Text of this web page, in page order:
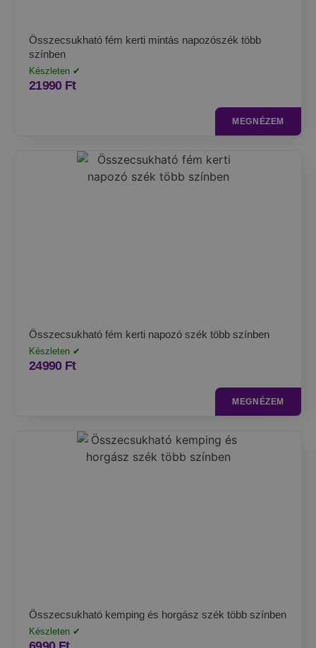
Összecsukható fém kerti mintás napozószék több
színben
Készleten ✔
21990 Ft
MEGNÉZEM
Összecsukható fém kerti napozó szék több színben
Készleten ✔
24990 Ft
MEGNÉZEM
Összecsukható kemping és horgász szék több színben
Készleten ✔